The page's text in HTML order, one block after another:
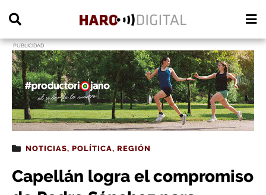
PUBLICIDAD
NOTICIAS, POLÍTICA, REGIÓN
Capellán logra el compromiso